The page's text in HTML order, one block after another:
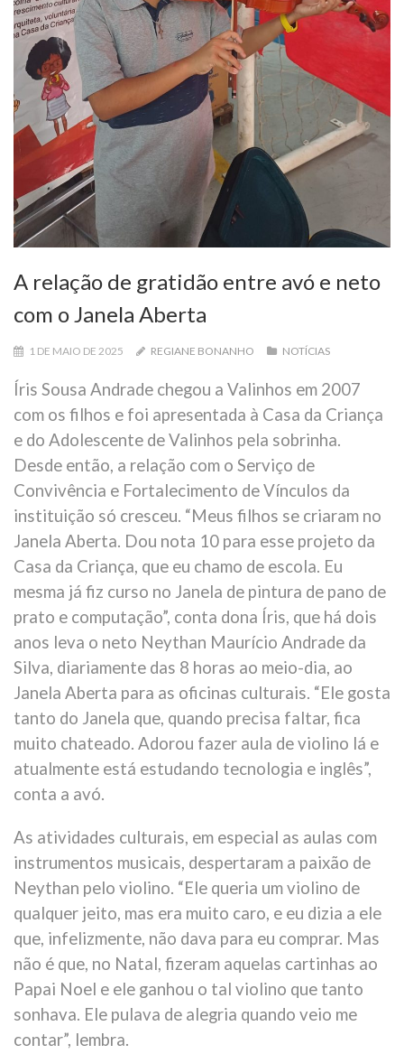
A relação de gratidão entre avó e neto
com o Janela Aberta
1 DE MAIO DE 2025 REGIANE BONANHO NOTÍCIAS
Íris Sousa Andrade chegou a Valinhos em 2007
com os filhos e foi apresentada à Casa da Criança
e do Adolescente de Valinhos pela sobrinha.
Desde então, a relação com o Serviço de
Convivência e Fortalecimento de Vínculos da
instituição só cresceu. “Meus filhos se criaram no
Janela Aberta. Dou nota 10 para esse projeto da
Casa da Criança, que eu chamo de escola. Eu
mesma já fiz curso no Janela de pintura de pano de
prato e computação”, conta dona Íris, que há dois
anos leva o neto Neythan Maurício Andrade da
Silva, diariamente das 8 horas ao meio-dia, ao
Janela Aberta para as oficinas culturais. “Ele gosta
tanto do Janela que, quando precisa faltar, fica
muito chateado. Adorou fazer aula de violino lá e
atualmente está estudando tecnologia e inglês”,
conta a avó.
As atividades culturais, em especial as aulas com
instrumentos musicais, despertaram a paixão de
Neythan pelo violino. “Ele queria um violino de
qualquer jeito, mas era muito caro, e eu dizia a ele
que, infelizmente, não dava para eu comprar. Mas
não é que, no Natal, fizeram aquelas cartinhas ao
Papai Noel e ele ganhou o tal violino que tanto
sonhava. Ele pulava de alegria quando veio me
contar”, lembra.